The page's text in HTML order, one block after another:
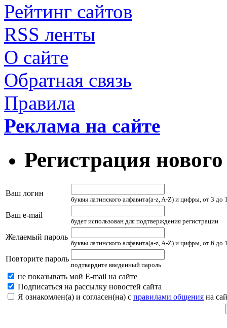
Рейтинг сайтов
RSS ленты
О сайте
Обратная связь
Правила
Реклама на сайте
Регистрация
Ваш логин
буквы латинского алфавита(a-z, A-Z) и цифры, от 3 до
Ваш e-mail
будет использован для подтверждения регистрации
Желаемый пароль
буквы латинского алфавита(a-z, A-Z) и цифры, от 6 до
Повторите пароль
подтвердите введенный пароль
не показывать мой E-mail на сайте
Подписаться на рассылку новостей сайта
Я ознакомлен(а) и согласен(на) с правилами общения на